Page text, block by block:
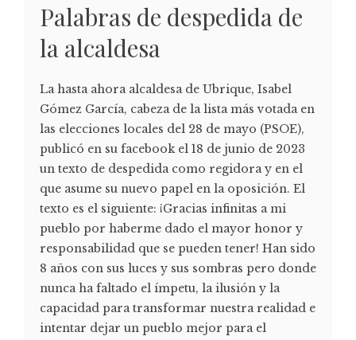
Palabras de despedida de
la alcaldesa
La hasta ahora alcaldesa de Ubrique, Isabel
Gómez García, cabeza de la lista más votada en
las elecciones locales del 28 de mayo (PSOE),
publicó en su facebook el 18 de junio de 2023
un texto de despedida como regidora y en el
que asume su nuevo papel en la oposición. El
texto es el siguiente: ¡Gracias infinitas a mi
pueblo por haberme dado el mayor honor y
responsabilidad que se pueden tener! Han sido
8 años con sus luces y sus sombras pero donde
nunca ha faltado el ímpetu, la ilusión y la
capacidad para transformar nuestra realidad e
intentar dejar un pueblo mejor para el